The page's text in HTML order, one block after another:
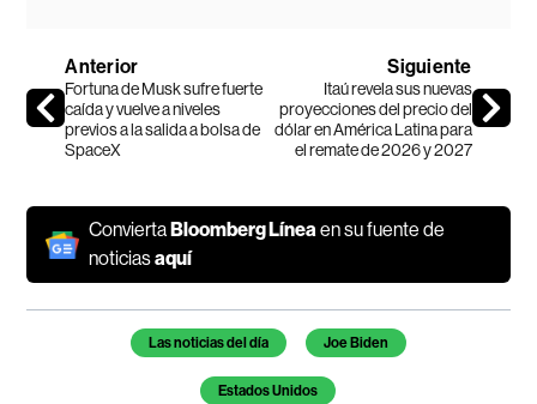
Anterior
Fortuna de Musk sufre fuerte
caída y vuelve a niveles
previos a la salida a bolsa de
SpaceX
Siguiente
Itaú revela sus nuevas
proyecciones del precio del
dólar en América Latina para
el remate de 2026 y 2027
Convierta Bloomberg Líneaen su fuente de
noticiasaquí
Temas de este artículo
Las noticias del día Joe Biden
Estados Unidos